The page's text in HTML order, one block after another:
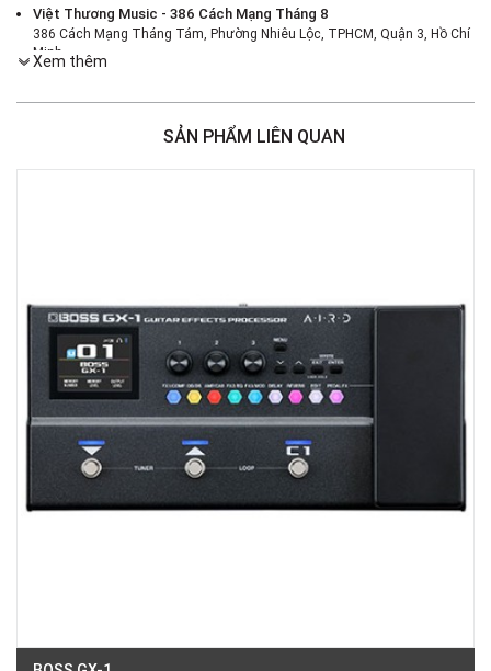
Việt Thương Music - 386 Cách Mạng Tháng 8
386 Cách Mạng Tháng Tám, Phường Nhiêu Lộc, TPHCM, Quận 3, Hồ Chí
Minh
369 Điện Biên Phủ, Phường Bàn Cờ, TPHCM, Quận 3, Hồ Chí Minh
Việt Thương Music - 180 Võ Thị Sáu
180B Võ Thị Sáu, Phường Xuân Hòa, TPHCM, Quận 3, Hồ Chí Minh
Việt Thương Music - 49E Phan Đăng Lưu
Việt Thương Music - Crescent Mall
6F-01 Tầng 6 Trung Tâm Thương Mại Crescent Mall, 101 Tôn Dật Tiên,
Phường Tân Mỹ, TPHCM, Quận 7, Hồ Chí Minh
Việt Thương Music - 357 Cộng Hòa
357 Cộng Hòa, Phường Tân Bình, TPHCM, Quận Tân Bình, Hồ Chí Minh
Việt Thương Music - 6F Ngô Thời Nhiệm
6F Ngô Thời Nhiệm, Phường Xuân Hòa, TPHCM, Quận 3, Hồ Chí Minh
Việt Thương Music - 442 Lũy Bán Bích
442 Lũy Bán Bích, Phường Tân Phú, TPHCM, Quận Tân Phú, Hồ Chí Minh
Việt Thương Music - 12 Quốc Hương
344 Nguyễn Văn Linh, Phường Thanh Khê, Đà Nẵng, Thanh Khê, Đà Nẵng
Xem thêm
SẢN PHẨM LIÊN QUAN